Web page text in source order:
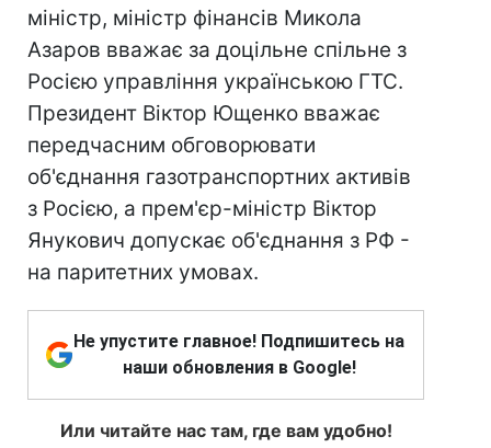
міністр, міністр фінансів Микола
Азаров вважає за доцільне спільне з
Росією управління українською ГТС.
Президент Віктор Ющенко вважає
передчасним обговорювати
об'єднання газотранспортних активів
з Росією, а прем'єр-міністр Віктор
Янукович допускає об'єднання з РФ -
на паритетних умовах.
Не упустите главное! Подпишитесь на
наши обновления в Google!
Или читайте нас там, где вам удобно!